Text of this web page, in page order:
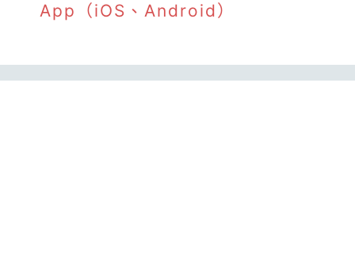
App（iOS、Android）